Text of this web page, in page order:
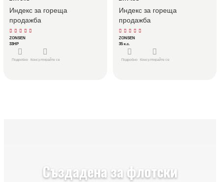
Индекс за гореща
продажба
ZONSEN
33HP
Подробно Консултирайте се
Индекс за гореща
продажба
ZONSEN
35 к.с.
Подробно Консултирайте се
Създадена за флотски